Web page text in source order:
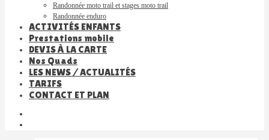
Randonnée moto trail et stages moto trail
Randonnée enduro
ACTIVITÉS ENFANTS
Prestations mobile
DEVIS À LA CARTE
Nos Quads
LES NEWS / ACTUALITÉS
TARIFS
CONTACT ET PLAN